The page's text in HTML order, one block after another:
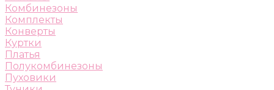
Комбинезоны
Комплекты
Конверты
Куртки
Платья
Полукомбинезоны
Пуховики